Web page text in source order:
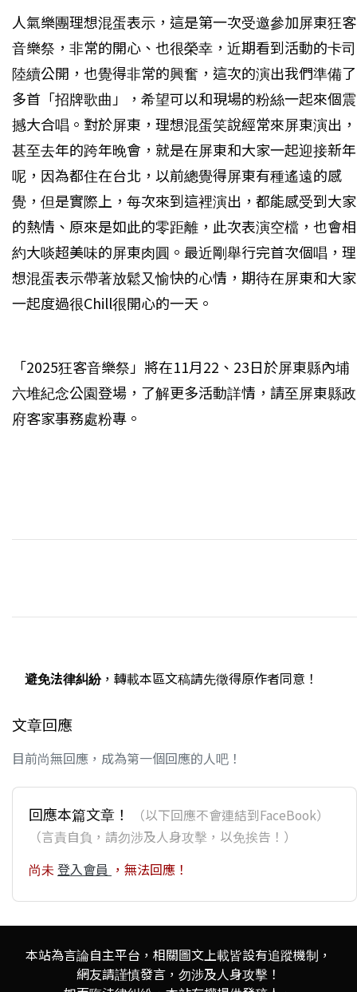
人氣樂團理想混蛋表示，這是第一次受邀參加屏東狂客
音樂祭，非常的開心、也很榮幸，近期看到活動的卡司
陸續公開，也覺得非常的興奮，這次的演出我們準備了
多首「招牌歌曲」，希望可以和現場的粉絲一起來個震
撼大合唱。對於屏東，理想混蛋笑說經常來屏東演出，
甚至去年的跨年晚會，就是在屏東和大家一起迎接新年
呢，因為都住在台北，以前總覺得屏東有種遙遠的感
覺，但是實際上，每次來到這裡演出，都能感受到大家
的熱情、原來是如此的零距離，此次表演空檔，也會相
約大啖超美味的屏東肉圓。最近剛舉行完首次個唱，理
想混蛋表示帶著放鬆又愉快的心情，期待在屏東和大家
一起度過很Chill很開心的一天。
「2025狂客音樂祭」將在11月22、23日於屏東縣內埔
六堆紀念公園登場，了解更多活動詳情，請至屏東縣政
府客家事務處粉專。
避免法律糾紛，轉載本區文稿請先徵得原作者同意！
文章回應
目前尚無回應，成為第一個回應的人吧！
回應本篇文章！
（以下回應不會連結到FaceBook）
（言責自負，請勿涉及人身攻擊，以免挨告！）
尚未 登入會員 ，無法回應！
本站為言論自主平台，相關圖文上載皆設有追蹤機制，
網友請謹慎發言，勿涉及人身攻擊！